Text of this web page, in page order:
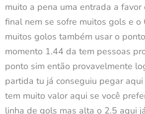
muito a pena uma entrada a favor
final nem se sofre muitos gols e o
muitos golos também usar o
momento 1.44 da tem pessoas
ponto sim então provavelmente
partida tu já conseguiu pegar
tem muito valor aqui se você
linha de gols mas alta o 2.5 aqui